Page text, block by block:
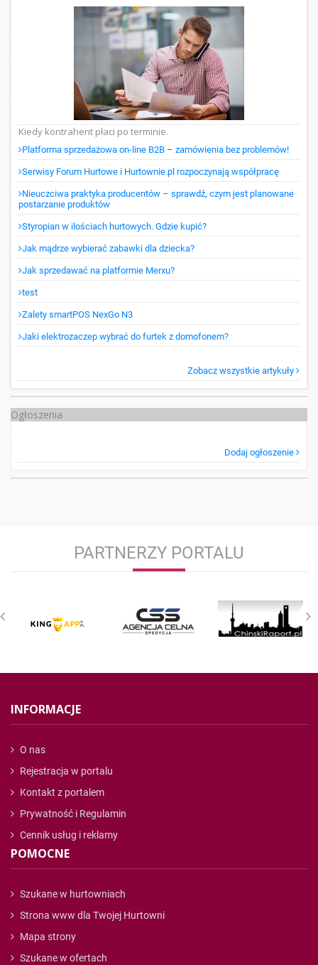
Kiedy kontrahent płaci po terminie.
Platforma sprzedażowa on-line B2B – zamówienia bez problemów!
Serwisy Forum Hurtowe i Hurtownie.pl rozpoczynają współpracę
Nieuczciwa praktyka producentów – sprawdź, czym jest planowane
postarzanie produktów
Styropian w ilościach hurtowych. Gdzie kupić?
Jak mądrze wybierać zabawki dla dziecka?
Jak sprzedawać na platformie Merxu?
test
Zalety smartPOS NexGo N3
Jaki elektrozaczep wybrać do furtek z domofonem?
Zobacz wszystkie artykuły
Ogłoszenia
Dodaj ogłoszenie
PARTNERZY PORTALU
INFORMACJE
O nas
Rejestracja w portalu
Kontakt z portalem
Prywatność i Regulamin
Cennik usług i reklamy
POMOCNE
Szukane w hurtowniach
Strona www dla Twojej Hurtowni
Mapa strony
Szukane w ofertach